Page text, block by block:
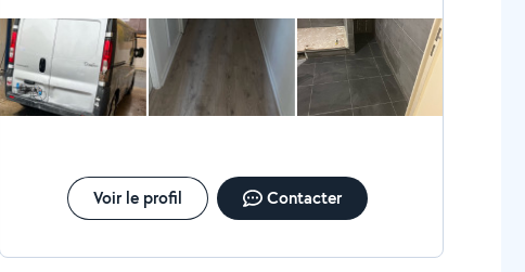
Voir le profil Contacter